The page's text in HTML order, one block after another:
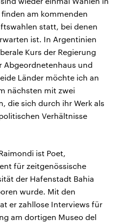
am kommenden
statt, bei denen
ist. In Argentinien
Kurs der Regierung
Abgeordnetenhaus und
Länder möchte ich an
nächsten mit zwei
die sich durch ihr Werk als
Verhältnisse
ist Poet,
für zeitgenössische
der Hafenstadt Bahia
wurde. Mit den
er zahllose Interviews für
am dortigen Museo del